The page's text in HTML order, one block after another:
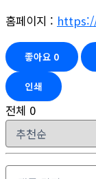
홈페이지 :
좋아요 0
인쇄
전체 0